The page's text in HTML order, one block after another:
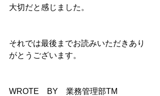
大切だと感じました。
それでは最後までお読みいただきあり
がとうございます。
WROTE　BY　業務管理部TM